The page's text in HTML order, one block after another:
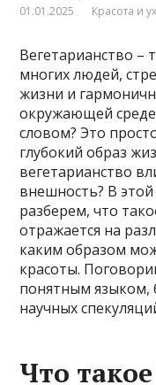
01.01.2025 Красота и
Вегетарианство –
многих людей,
жизни и
окружающей
словом? Это
глубокий образ
вегетарианство
внешность? В
разберем, что
отражается на
каким образом
красоты.
понятным языком,
научных
Что такое